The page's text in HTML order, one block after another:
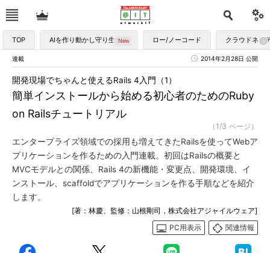
TOP AIを作り動かし守り生かす ロー/ノーコード クラウドネイ
連載 2014年2月28日 公開
簡単インストールから始める初心者のためのRuby
on Railsチュートリアル
開発現場でちゃんと使えるRails 4入門（1）
（1/3 ページ）
エンタープライズ領域での採用も増えてきたRailsを使ってWebア
プリケーションを作るための入門連載。初回はRailsの概要と
MVCモデルとの関係、Rails 4の新機能・変更点、開発環境、イ
ンストール、scaffoldでアプリケーションを作る手順などを紹介
します。
[著：林慶、監修：山根剛司，株式会社アジャイルウェア]
PC用表示
関連情報